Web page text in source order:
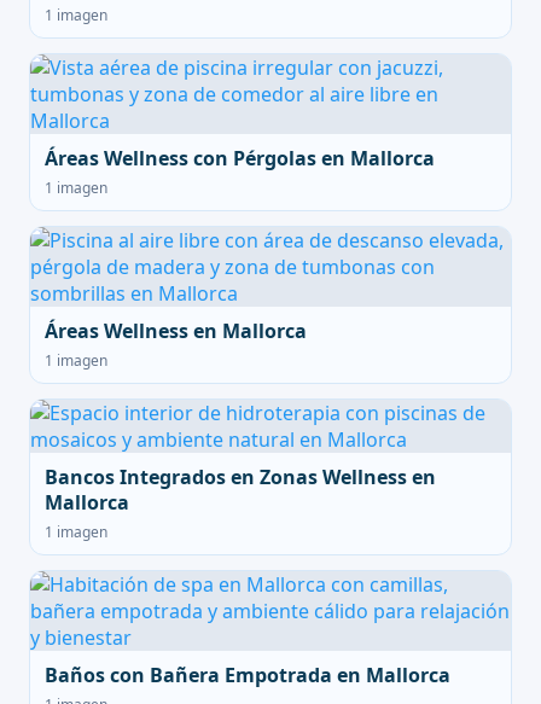
1 imagen
Áreas Wellness con Pérgolas en Mallorca
1 imagen
Áreas Wellness en Mallorca
1 imagen
Bancos Integrados en Zonas Wellness en
Mallorca
1 imagen
Baños con Bañera Empotrada en Mallorca